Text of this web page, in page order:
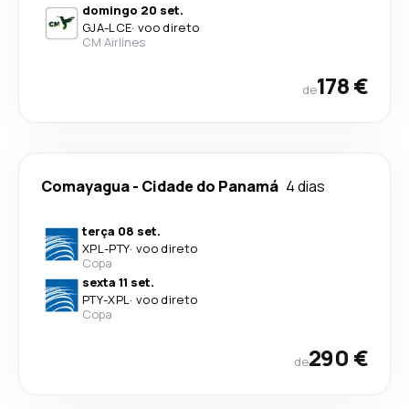
domingo 20 set.
GJA-LCE· voo direto
CM Airlines
de178 €
Comayagua- Cidade do Panamá 4 dias
terça 08 set.
XPL-PTY· voo direto
Copa
sexta 11 set.
PTY-XPL· voo direto
Copa
de290 €